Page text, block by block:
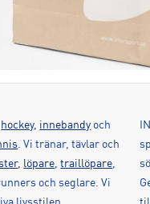
hockey, innebandy och
. Vi tränar, tävlar och
, löpare,traillöpare,
och seglare. Vi